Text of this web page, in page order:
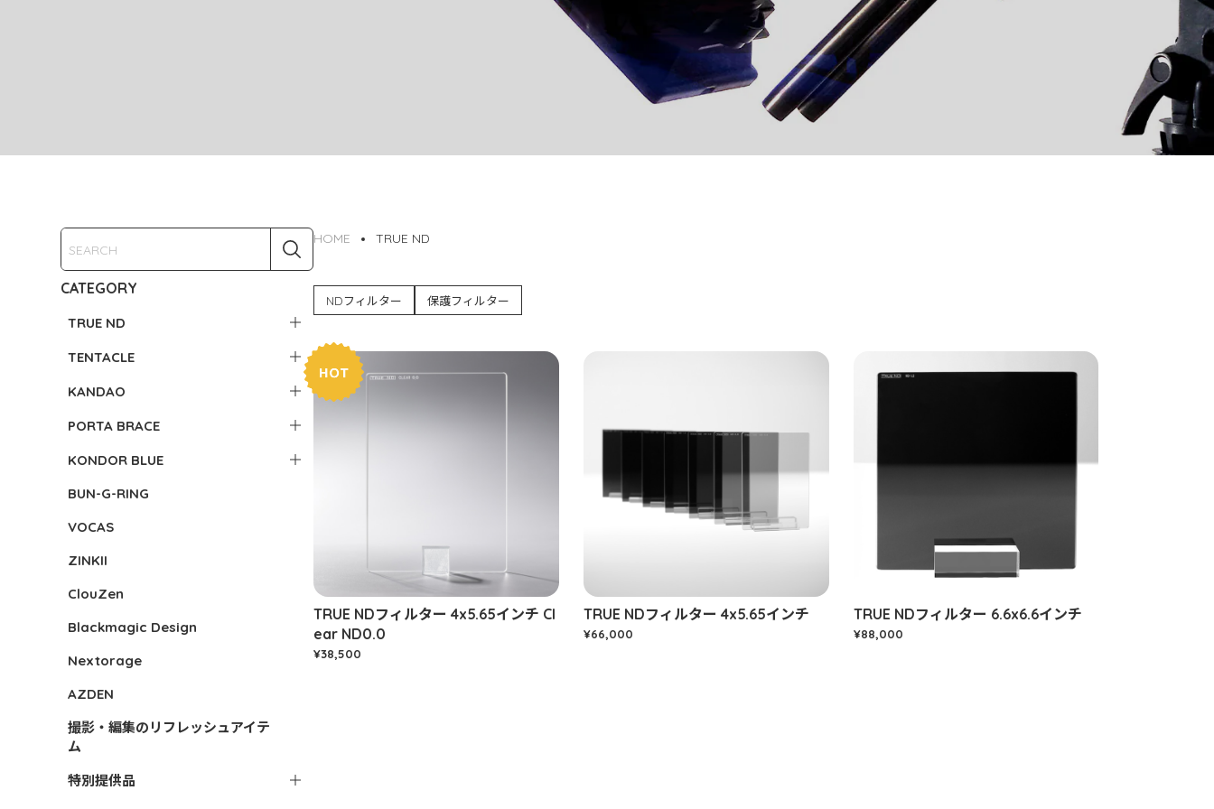
CATEGORY
TRUE ND
TENTACLE
KANDAO
PORTA BRACE
KONDOR BLUE
BUN-G-RING
VOCAS
ZINKII
ClouZen
Blackmagic Design
Nextorage
AZDEN
撮影・編集のリフレッシュアイテ
ム
特別提供品
HOME TRUE ND
NDフィルター 保護フィルター
TRUE NDフィルター 4x5.65インチ Cl
ear ND0.0
¥38,500
TRUE NDフィルター 4x5.65インチ
¥66,000
TRUE NDフィルター 6.6x6.6インチ
¥88,000